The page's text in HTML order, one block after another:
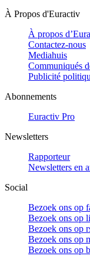
À Propos d'Euractiv
À propos
Contactez-nous
Mediahuis
Communiqués
Publicité
Abonnements
Euractiv Pro
Newsletters
Rapporteur
Newsletters en
Social
Bezoek ons op
Bezoek ons op
Bezoek ons op
Bezoek ons op
Bezoek ons op